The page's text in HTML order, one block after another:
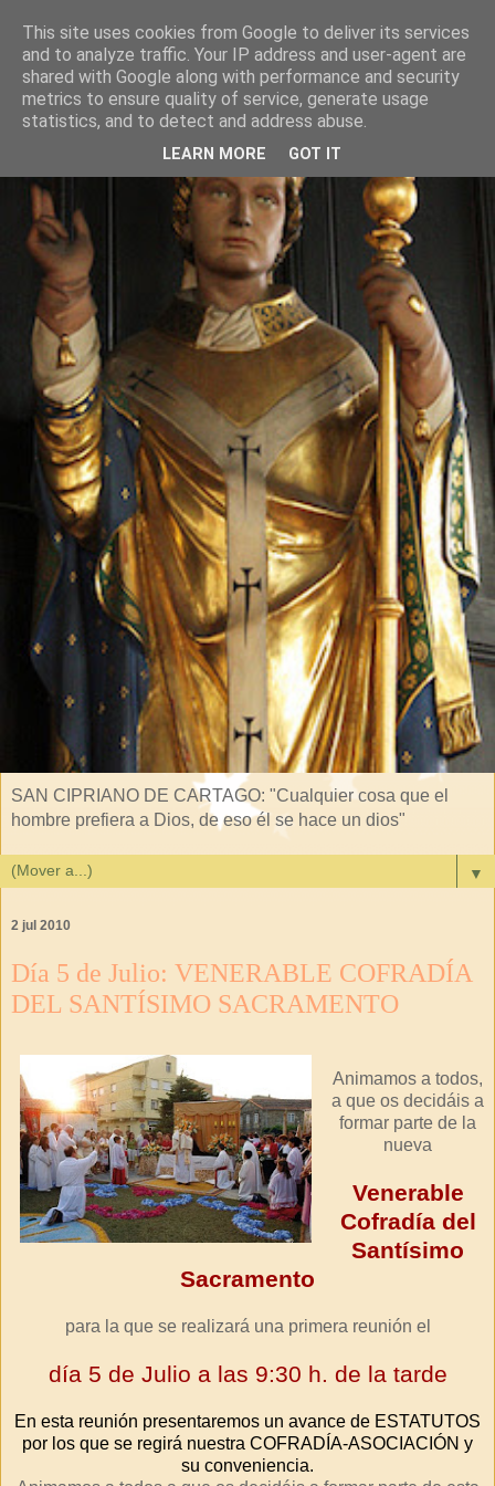
SAN CIPRIANO DE CARTAGO: "Cualquier cosa que el
hombre prefiera a Dios, de eso él se hace un dios"
▼
2 jul 2010
Día 5 de Julio: VENERABLE COFRADÍA
DEL SANTÍSIMO SACRAMENTO
Animamos a todos,
a que os decidáis a
formar parte de la
nueva
Venerable
Cofradía del
Santísimo
Sacramento
para la que se realizará una primera reunión el
día 5 de Julio a las 9:30 h. de la tarde
En esta reunión presentaremos un avance de ESTATUTOS
por los que se regirá nuestra COFRADÍA-ASOCIACIÓN y
su conveniencia.
This site uses cookies from Google to deliver its services
and to analyze traffic. Your IP address and user-agent are
shared with Google along with performance and security
metrics to ensure quality of service, generate usage
statistics, and to detect and address abuse.
LEARN MORE GOT IT